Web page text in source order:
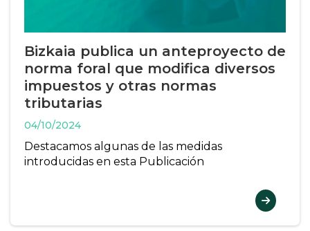
Bizkaia publica un anteproyecto de
norma foral que modifica diversos
impuestos y otras normas
tributarias
04/10/2024
Destacamos algunas de las medidas
introducidas en esta Publicación